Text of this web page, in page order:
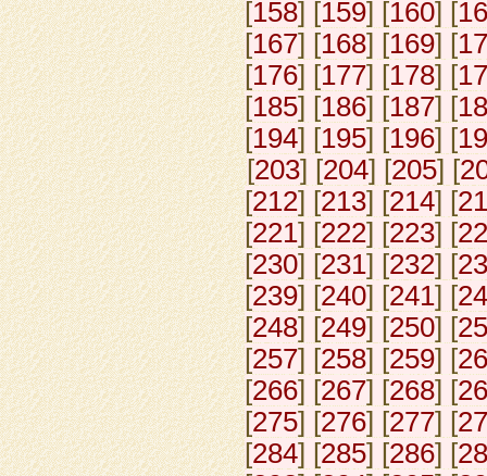
[158] [159] [160] [
[167] [168] [169] [
[176] [177] [178] [
[185] [186] [187] [
[194] [195] [196] [
[203] [204] [205] [
[212] [213] [214] [
[221] [222] [223] [
[230] [231] [232] [
[239] [240] [241] [
[248] [249] [250] [
[257] [258] [259] [
[266] [267] [268] [
[275] [276] [277] [
[284] [285] [286] [